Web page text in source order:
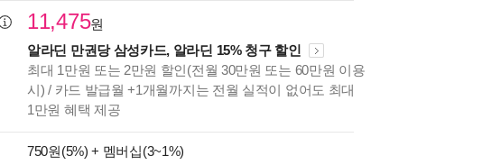
11,475원
알라딘 만권당 삼성카드, 알라딘 15% 청구 할인
최대 1만원 또는 2만원 할인(전월 30만원 또는 60만원 이용
시) / 카드 발급월 +1개월까지는 전월 실적이 없어도 최대
1만원 혜택 제공
750원(5%) + 멤버십(3~1%)